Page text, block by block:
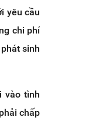
yêu cầu
chi phí
sinh
vào tình
chấp